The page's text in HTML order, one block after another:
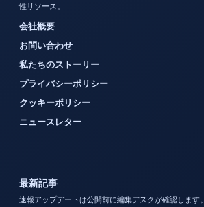
性リソース。
会社概要
お問い合わせ
私たちのストーリー
プライバシーポリシー
クッキーポリシー
ニュースレター
最新記事
速報アップデートは公開前に編集デスクが確認します。